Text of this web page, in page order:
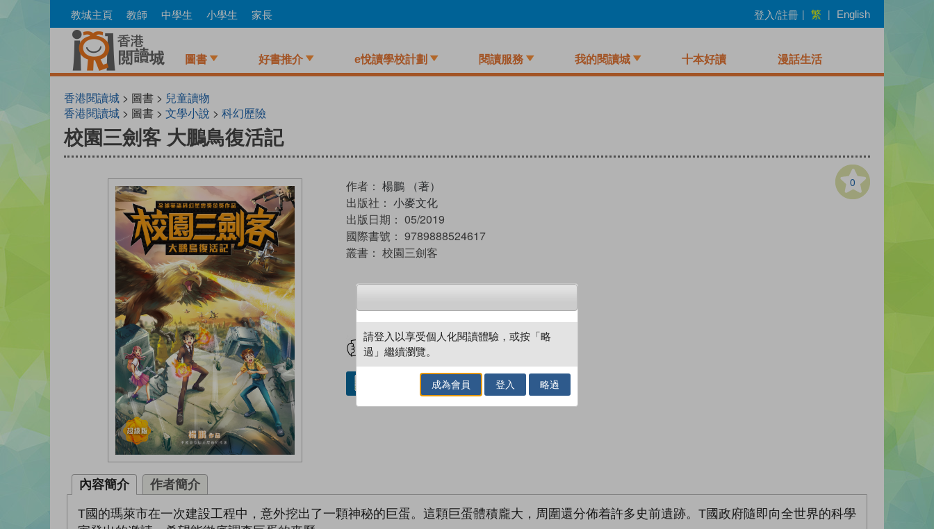
to
教城主頁 教師 中學生 小學生 家長 登入/註冊 | 繁 | English
圖書 好書推介 e悅讀學校計劃 閱讀服務 我的閱讀城 十本好讀 漫話生活
香港閱讀城 > 圖書 > 兒童讀物
香港閱讀城 > 圖書 > 文學小說 > 科幻歷險
校園三劍客 大鵬鳥復活記
0
作者： 楊鵬 （著）
出版社： 小麥文化
出版日期： 05/2019
國際書號： 9789888524617
叢書： 校園三劍客
試閲 加入閱讀紀錄
借閱實體書
內容簡介 作者簡介
T國的瑪萊市在一次建設工程中，意外挖出了一顆神秘的巨蛋。這顆巨蛋體積龐大，周圍還分佈着許多史前遺跡。T國政府隨即向全世界的科學
請登入以享受個人化閱讀體驗，或按「略
過」繼續瀏覽。
成為會員 登入 略過